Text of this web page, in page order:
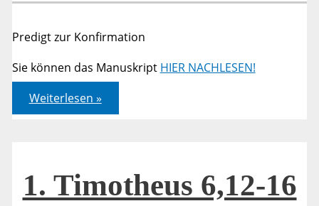
Predigt zur Konfirmation
Sie können das Manuskript HIER NACHLESEN!
1.
Timotheus
6,12-
Weiterlesen »
1. Timotheus 6,12-16